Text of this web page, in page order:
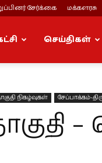
சேர்க்கை மக்களரசு
செய்திகள்
நிகழ்வுகள் சேப்பாக்கம்-